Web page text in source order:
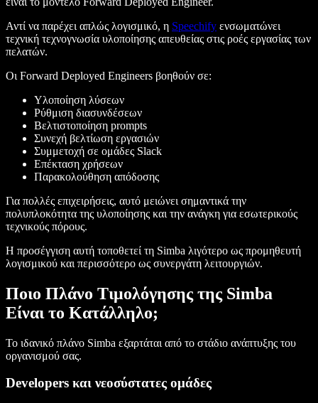
Αντί να παρέχει απλώς λογισμικό, η Speechify ενσωματώνει
τεχνική τεχνογνωσία υλοποίησης απευθείας στις ροές εργασίας των
πελατών.
Οι Forward Deployed Engineers βοηθούν σε:
Υλοποίηση λύσεων
Ρύθμιση διασυνδέσεων
Βελτιστοποίηση prompts
Συνεχή βελτίωση εργασιών
Συμμετοχή σε ομάδες Slack
Επέκταση χρήσεων
Παρακολούθηση απόδοσης
Για πολλές επιχειρήσεις, αυτό μειώνει σημαντικά την
πολυπλοκότητα της υλοποίησης και την ανάγκη για εσωτερικούς
τεχνικούς πόρους.
Η προσέγγιση αυτή τοποθετεί τη Simba λιγότερο ως προμηθευτή
λογισμικού και περισσότερο ως συνεργάτη λειτουργιών.
Ποιο Πλάνο Τιμολόγησης της Simba
Είναι το Κατάλληλο;
Το ιδανικό πλάνο Simba εξαρτάται από το στάδιο ανάπτυξης του
οργανισμού σας.
Developers και νεοσύστατες ομάδες